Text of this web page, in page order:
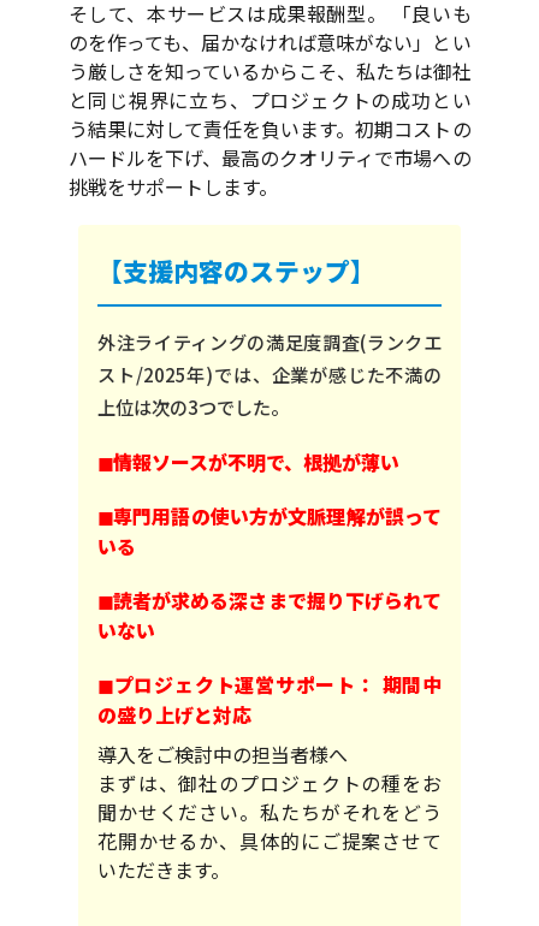
そして、本サービスは成果報酬型。 「良いも
のを作っても、届かなければ意味がない」とい
う厳しさを知っているからこそ、私たちは御社
と同じ視界に立ち、プロジェクトの成功とい
う結果に対して責任を負います。初期コストの
ハードルを下げ、最高のクオリティで市場への
挑戦をサポートします。
【支援内容のステップ】
外注ライティングの満足度調査(ランクエ
スト/2025年)では、企業が感じた不満の
上位は次の3つでした。
◼︎情報ソースが不明で、根拠が薄い
◼︎専門用語の使い方が文脈理解が誤って
いる
◼︎読者が求める深さまで掘り下げられて
いない
◼︎プロジェクト運営サポート： 期間中
の盛り上げと対応
導入をご検討中の担当者様へ
まずは、御社のプロジェクトの種をお
聞かせください。私たちがそれをどう
花開かせるか、具体的にご提案させて
いただきます。